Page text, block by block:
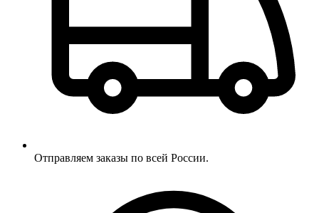
Отправляем заказы по всей России.